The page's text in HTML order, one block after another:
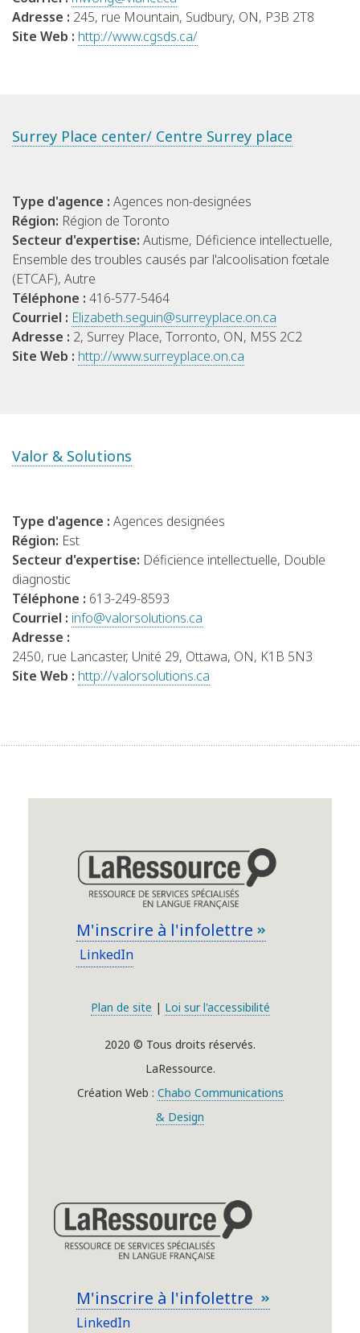
Adresse : 245, rue Mountain, Sudbury, ON, P3B 2T8
Site Web : http://www.cgsds.ca/
Surrey Place center/ Centre Surrey place
Type d'agence : Agences non-designées
Région: Région de Toronto
Secteur d'expertise: Autisme, Déficience intellectuelle,
Ensemble des troubles causés par l'alcoolisation fœtale
(ETCAF), Autre
Téléphone : 416-577-5464
Courriel : Elizabeth.seguin@surreyplace.on.ca
Adresse : 2, Surrey Place, Torronto, ON, M5S 2C2
Site Web : http://www.surreyplace.on.ca
Valor & Solutions
Type d'agence : Agences designées
Région: Est
Secteur d'expertise: Déficience intellectuelle, Double
diagnostic
Téléphone : 613-249-8593
Courriel : info@valorsolutions.ca
Adresse :
2450, rue Lancaster, Unité 29, Ottawa, ON, K1B 5N3
Site Web : http://valorsolutions.ca
M'inscrire à l'infolettre
LinkedIn
Plan de site | Loi sur l'accessibilité
2020 © Tous droits réservés.
LaRessource.
Création Web : Chabo Communications
& Design
M'inscrire à l'infolettre
LinkedIn